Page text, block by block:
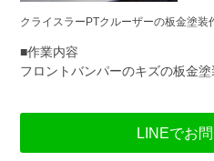
クライスラーPTクルーザーの板金塗装
■作業内容
フロントバンパーのキズの板金塗
LINEでお